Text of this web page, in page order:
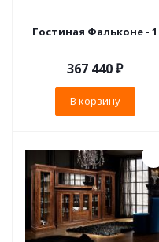
Гостиная Фальконе - 1
367 440₽
В корзину